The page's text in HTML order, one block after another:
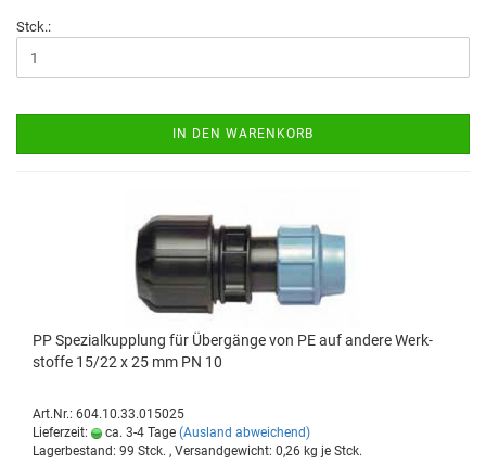
Stck.:
IN DEN WARENKORB
PP Spe­zi­al­kupp­lung für Über­gän­ge von PE auf an­de­re Werk­
stof­fe 15/22 x 25 mm PN 10
Art.Nr.: 604.10.33.015025
Lieferzeit:
ca. 3-4 Tage (Ausland abweichend)
Lagerbestand: 99 Stck. , Versandgewicht: 0,26 kg je Stck.